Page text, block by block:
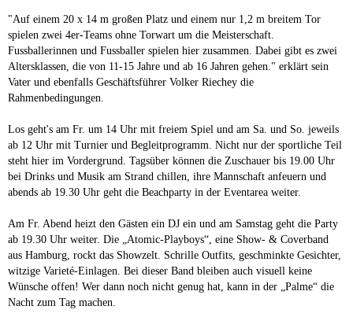
"Auf einem 20 x 14 m großen Platz und einem nur 1,2 m breitem Tor
spielen zwei 4er-Teams ohne Torwart um die Meisterschaft.
Fussballerinnen und Fussballer spielen hier zusammen. Dabei gibt es zwei
Altersklassen, die von 11-15 Jahre und ab 16 Jahren gehen." erklärt sein
Vater und ebenfalls Geschäftsführer Volker Riechey die
Rahmenbedingungen.
Los geht's am Fr. um 14 Uhr mit freiem Spiel und am Sa. und So. jeweils
ab 12 Uhr mit Turnier und Begleitprogramm. Nicht nur der sportliche Teil
steht hier im Vordergrund. Tagsüber können die Zuschauer bis 19.00 Uhr
bei Drinks und Musik am Strand chillen, ihre Mannschaft anfeuern und
abends ab 19.30 Uhr geht die Beachparty in der Eventarea weiter.
Am Fr. Abend heizt den Gästen ein DJ ein und am Samstag geht die Party
ab 19.30 Uhr weiter. Die „Atomic-Playboys“, eine Show- & Coverband
aus Hamburg, rockt das Showzelt. Schrille Outfits, geschminkte Gesichter,
witzige Varieté-Einlagen. Bei dieser Band bleiben auch visuell keine
Wünsche offen! Wer dann noch nicht genug hat, kann in der „Palme“ die
Nacht zum Tag machen.